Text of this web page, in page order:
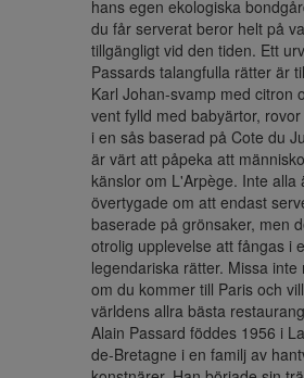
hans egen ekologiska
du får serverat beror helt på
tillgängligt vid den tiden. Ett
Passards talangfulla rätter är
Karl Johan-svamp med citron
vent fylld med babyärtor,
i en sås baserad på Cote du
är värt att påpeka att
känslor om L'Arpège. Inte alla
övertygade om att endast
baserade på grönsaker, men
otrolig upplevelse att fångas i
legendariska rätter. Missa inte
om du kommer till Paris och
världens allra bästa
Alain Passard föddes 1956 i
de-Bretagne i en familj av